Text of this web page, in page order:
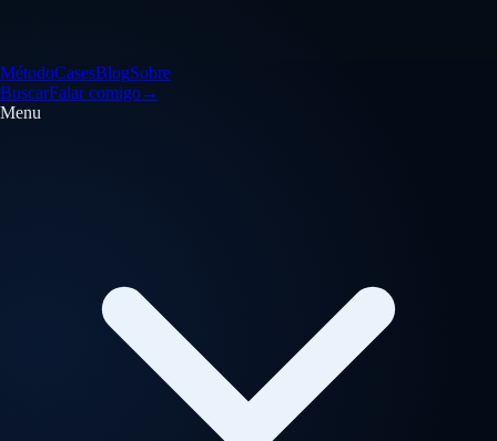
MétodoCasesBlogSobre
BuscarFalar comigo→
Menu